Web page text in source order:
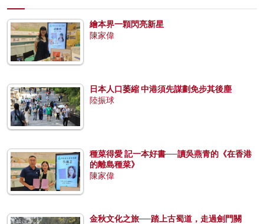
繪本界一顆閃亮新星
陳家偉
日本人口萎縮 中港須先謀劃免步其後塵
陸振球
種菜得愛 記一本好書──讀吳燕青的《在香港
的離島種菜》
陳家偉
金秋文化之旅──踏上古蜀道，走過劍門關